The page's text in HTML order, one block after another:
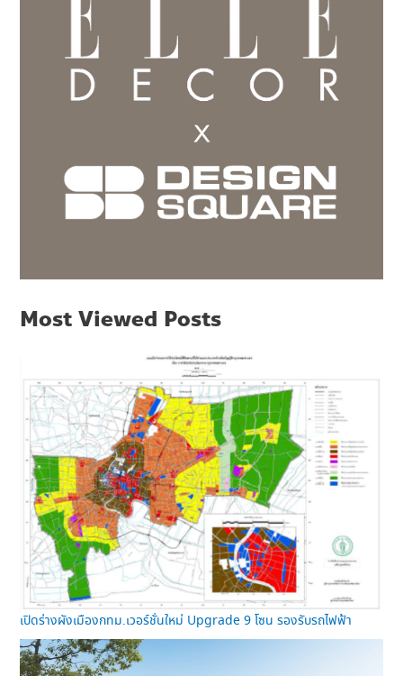
Most Viewed Posts
เปิดร่างผังเมืองกทม.เวอร์ชั่นใหม่ Upgrade 9 โซน รองรับรถไฟฟ้า